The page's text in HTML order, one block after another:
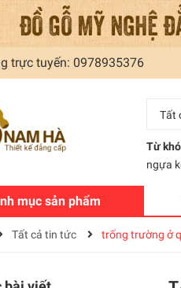
trực tuyến: 0978935376
Tất
Từ
ngựa
mục sản phẩm
Tất cả tin tức trống trường ở